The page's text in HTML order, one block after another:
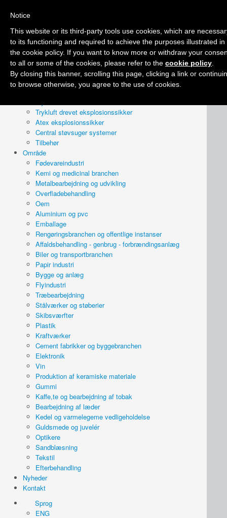
Forside
Firma
Tilbud
Produkter
Professionel våd & tør
Industri 230v
Industri 400v
Trykluft drevet eksplosionssikker
Atex eksplosionssikker
Central støvsuger systemer
Tilbehør
Område
Fødevareindustri
Kemi og medicinal branchen
Metalbearbejdning og udvikling
Overfladebehandling
Oem
Aluminium og pvc
Emballage
Rengøringsbranchen og offentlige instanser
Affaldsbehandling - genbrug - forbrændingsanlæg
Biler og transportbranchen
Papir industri
Bygge og anlæg
Flyindustri
Træbearbejdning
Stålværker og støberier
Skibsværfter
Plastik
Kraftværker
Cement fabrikker og byggebranchen
Elektronik
Vin
Produktion af keramiske materiale
Gummi
Kaffe,te og bearbejdning af tobak
Bearbejdning af læder
Kedel og varmelegeme vedligeholdelse
Guldsmede og juvelér
Optikere
Sandblæsning
Tekstil
Efterbehandling
Nyheder
Kontakt
Sprog
ENG
Notice
This website or its third-party tools use cookies, which are
to its functioning and required to achieve the purposes illustrated in
the cookie policy. If you want to know more or withdraw your
to all or some of the cookies, please refer to the cookie policy
By closing this banner, scrolling this page, clicking a link or
to browse otherwise, you agree to the use of cookies.